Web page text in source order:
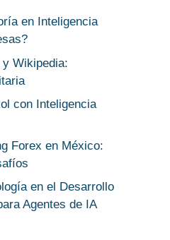
en Inteligencia
Wikipedia:
con Inteligencia
Forex en México:
en el Desarrollo
Agentes de IA